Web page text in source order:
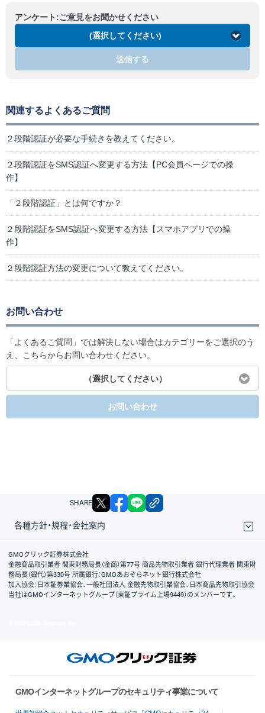
アンケート:ご意見をお聞かせください
(選択してください)
送信する
関連するよくあるご質問
２段階認証が必要な手続きを教えてください。
２段階認証をSMS認証へ変更する方法【PC会員ページでの操
作】
「２段階認証」とは何ですか？
２段階認証をSMS認証へ変更する方法【スマホアプリでの操
作】
２段階認証方法の変更について教えてください。
お問い合わせ
「よくあるご質問」では解決しない場合はカテゴリーをご選択のう
え、こちらからお問い合わせください。
（選択してください）
お問い合わせ
SHARE X facebook
各種方針・規程・会社案内
取引規程・約款
サイトマップ
その他のご案内
個人情報保護方針
最良執行方針
サイトのご利用について
ディスクレイマー
信託保全
リスク説明
会社案内
GMOクリック証券株式会社
金融商品取引業者 関東財務局長（金商）第77号 商品先物取引業者 銀行代理業者 関東財
務局長（銀代）第330号 所属銀行：GMOあおぞらネット銀行株式会社
加入協会：日本証券業協会、一般社団法人 金融先物取引業協会、日本商品先物取引協会
当社はGMOインターネットグループ（東証プライム上場9449）のメンバーです。
GMOインターネットグループのセキュリティ事業について